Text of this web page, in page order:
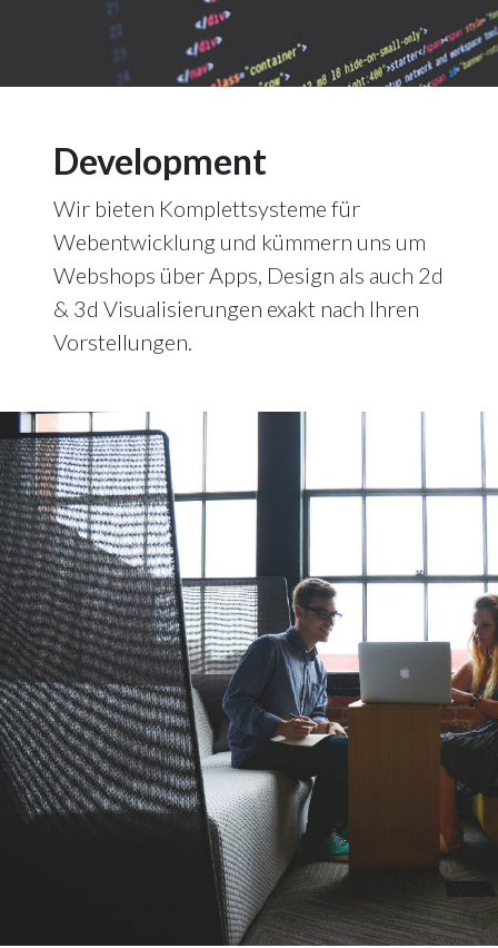
Development
Wir bieten Komplettsysteme für
Webentwicklung und kümmern uns um
Webshops über Apps, Design als auch 2d
& 3d Visualisierungen exakt nach Ihren
Vorstellungen.